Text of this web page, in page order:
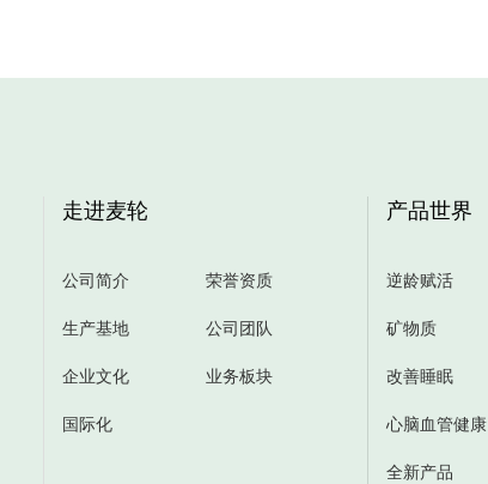
走进麦轮
公司简介 荣誉资质
生产基地 公司团队
企业文化 业务板块
国际化
产品世界
逆龄赋活
矿物质
改善睡眠
心脑血管健康
全新产品